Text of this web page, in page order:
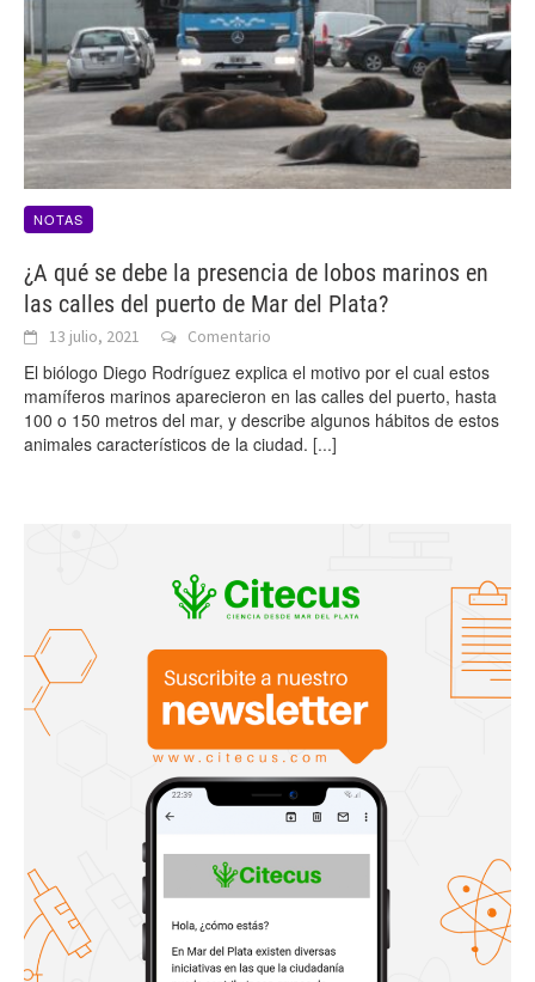
NOTAS
¿A qué se debe la presencia de lobos marinos en
las calles del puerto de Mar del Plata?
13 julio, 2021 Comentario
El biólogo Diego Rodríguez explica el motivo por el cual estos
mamíferos marinos aparecieron en las calles del puerto, hasta
100 o 150 metros del mar, y describe algunos hábitos de estos
animales característicos de la ciudad. [...]